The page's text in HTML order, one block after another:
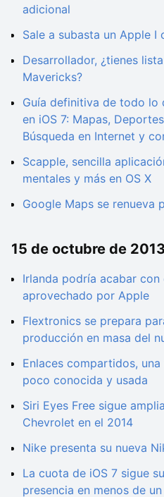
adicional
Sale a subasta un Apple I
Desarrollador, ¿tienes
Mavericks?
Guía definitiva de todo lo
en iOS 7: Mapas,
Búsqueda en Internet y
Scapple, sencilla
mentales y más en OS X
Google Maps se renueva
15 de octubre de 2013
Irlanda podría acabar con
aprovechado por Apple
Flextronics se prepara
producción en masa del
Enlaces compartidos,
poco conocida y usada
Siri Eyes Free sigue
Chevrolet en el 2014
Nike presenta su nueva
La cuota de iOS 7 sigue
presencia en menos de